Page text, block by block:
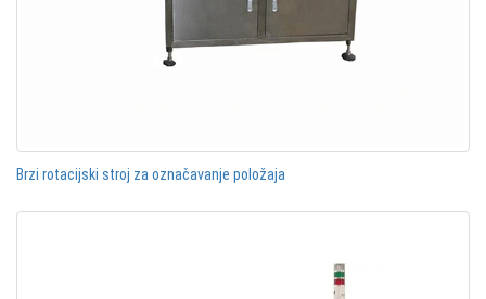
Brzi rotacijski stroj za označavanje položaja